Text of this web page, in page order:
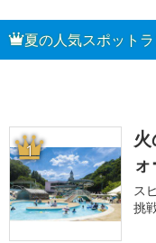
夏の人気スポット
1
ス
挑